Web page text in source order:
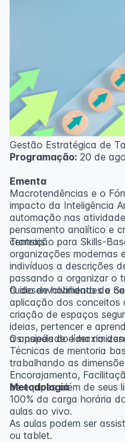
Gestão Estratégica de
Programação: 20 de
Ementa
Macrotendências e o
impacto da Inteligência
automação nas
pensamento analítico e
centrais.
Transição para Skills-
organizações modernas
indivíduos a descrições
passando a organizar o
fluido de habilidades e
O desenvolvimento da
aplicação dos conceitos
criação de espaços
ideias, pertencer e
a ansiedade e
Os papéis do líder no
Técnicas de mentoria
trabalhando as
Encorajamento,
as equipes além de seus
Metodologia
100% da carga horária
aulas ao vivo.
As aulas podem ser
ou tablet.